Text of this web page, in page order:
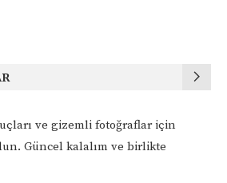
ve gizemli fotoğraflar için
Güncel kalalım ve birlikte